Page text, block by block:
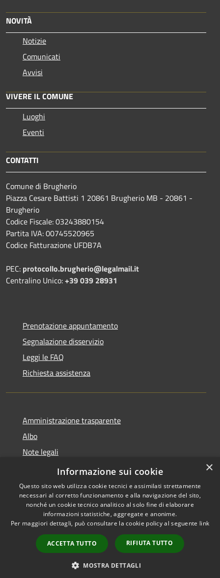
NOVITÀ
Notizie
Comunicati
Avvisi
VIVERE IL COMUNE
Luoghi
Eventi
CONTATTI
Comune di Brugherio
Piazza Cesare Battisti 1 20861 Brugherio MB - 20861 -
Brugherio
Codice Fiscale: 03243880154
Partita IVA: 00745520965
Codice Fatturazione UFDB7A
PEC: protocollo.brugherio@legalmail.it
Centralino Unico:+39 039 28931
Prenotazione appuntamento
Segnalazione disservizio
Leggi le FAQ
Richiesta assistenza
Amministrazione trasparente
Albo
Note legali
Dichiarazione di accessibilità
Accessibilità
Copyright © 2026 • Città di
Brugherio • Powered by
Municipium•
Accesso
redazione
×
Informazione sui cookie
Questo sito web utilizza cookie tecnici e assimilati strettamente
necessari al corretto funzionamento e alla navigazione del sito,
nonché un cookie tecnico analitico al solo fine di elaborare
informazioni statistiche, aggregate e anonime.
Per maggiori dettagli, può consultare la cookie policy al seguente link
ACCETTA TUTTO RIFIUTA TUTTO
MOSTRA DETTAGLI